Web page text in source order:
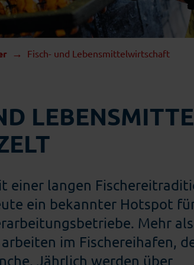
→ Fisch- und Lebensmittelwirtschaft
einer langen
ein bekannter Hotspot
Mehr als
im Fischereihafen,
Jährlich werden über